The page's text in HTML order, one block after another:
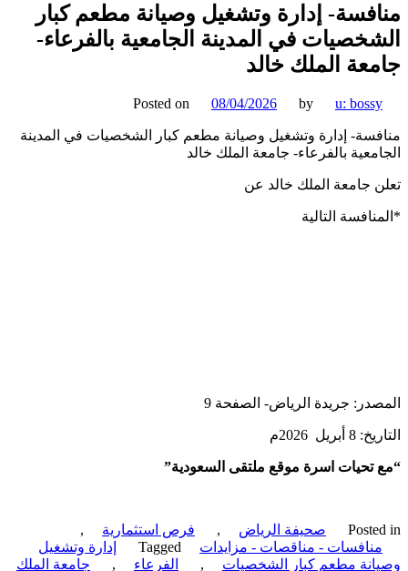
إدارة وتشغيل وصيانة مطعم كبار
في المدينة الجامعية بالفرعاء-
الملك خالد
Posted on 08/04/2026 by u:
إدارة وتشغيل وصيانة مطعم كبار الشخصيات في المدينة
بالفرعاء- جامعة الملك خالد
جامعة الملك خالد عن
التالية
جريدة الرياض- الصفحة 9
2026م
تحيات اسرة موقع ملتقى السعودية”
صحيفة الرياض , فرص استثمارية
,
- مناقصات - مزايدات
Tagged
إدارة وتشغيل
مطعم كبار الشخصيات
, الفرعاء ,
جامعة الملك